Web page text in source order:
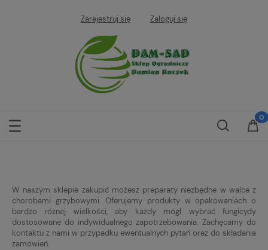
Zarejestruj się Zaloguj się
W naszym sklepie zakupić możesz preparaty niezbędne w walce z
chorobami grzybowymi. Oferujemy produkty w opakowaniach o
bardzo różnej wielkości, aby każdy mógł wybrać fungicydy
dostosowane do indywidualnego zapotrzebowania. Zachęcamy do
kontaktu z nami w przypadku ewentualnych pytań oraz do składania
zamówień.